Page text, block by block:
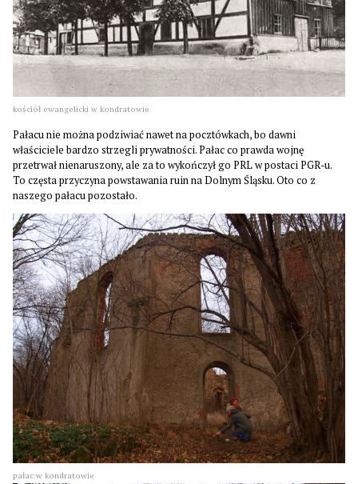
kościół ewangelicki w kondratowie
Pałacu nie można podziwiać nawet na pocztówkach, bo dawni
właściciele bardzo strzegli prywatności. Pałac co prawda wojnę
przetrwał nienaruszony, ale za to wykończył go PRL w postaci PGR-u.
To częsta przyczyna powstawania ruin na Dolnym Śląsku. Oto co z
naszego pałacu pozostało.
pałac w kondratowie